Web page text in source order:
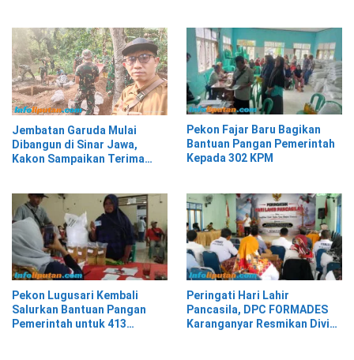
Jembatan Garuda Mulai
Dibangun di Sinar Jawa,
Kakon Sampaikan Terima
Pekon Fajar Baru Bagikan
Bantuan Pangan Pemerintah
Kepada 302 KPM
Pekon Lugusari Kembali
Salurkan Bantuan Pangan
Pemerintah untuk 413
Peringati Hari Lahir
Pancasila, DPC FORMADES
Karanganyar Resmikan Divisi